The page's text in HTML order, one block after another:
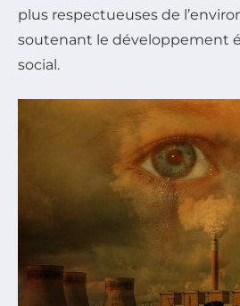
plus respectueuses de
soutenant le développement
social.